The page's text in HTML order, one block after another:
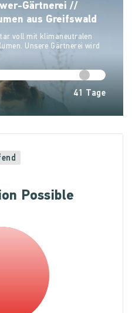
Gärtnerei //
aus Greifswald
voll mit klimaneutralen
Unsere Gärtnerei wird
41 Tage
Possible